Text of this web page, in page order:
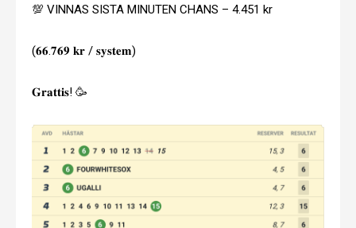
💯 VINNAS SISTA MINUTEN CHANS – 4.451 kr
(𝟔𝟔.𝟕𝟔𝟗 𝐤𝐫 / 𝐬𝐲𝐬𝐭𝐞𝐦)
𝐆𝐫𝐚𝐭𝐭𝐢𝐬! 🥳